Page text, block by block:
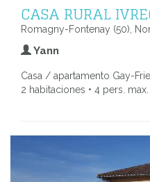
CASA RURAL
Romagny-Fontenay (50),
Yann
Casa / apartamento Gay-
2 habitaciones • 4 pers. max.